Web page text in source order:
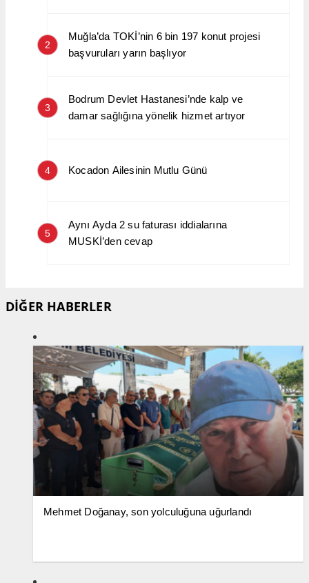
2
Muğla’da TOKİ’nin 6 bin 197 konut projesi
başvuruları yarın başlıyor
3
Bodrum Devlet Hastanesi’nde kalp ve
damar sağlığına yönelik hizmet artıyor
4 Kocadon Ailesinin Mutlu Günü
5
Aynı Ayda 2 su faturası iddialarına
MUSKİ’den cevap
DİĞER HABERLER
Mehmet Doğanay, son yolculuğuna uğurlandı